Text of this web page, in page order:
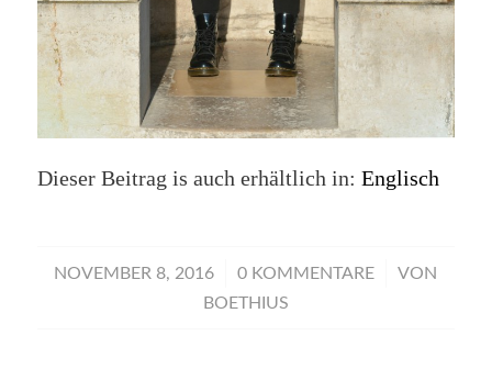
Dieser Beitrag is auch erhältlich in: Englisch
NOVEMBER 8, 2016
/ 0 KOMMENTARE
/
VON
BOETHIUS